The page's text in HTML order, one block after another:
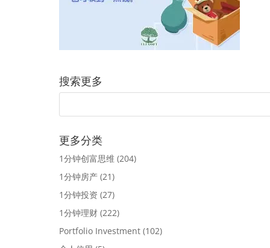
搜索更多
更多分类
1分钟创富思维 (204)
1分钟房产 (21)
1分钟投资 (27)
1分钟理财 (222)
Portfolio Investment (102)